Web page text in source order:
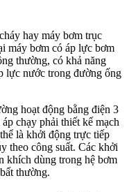
hay máy bơm trục
máy bơm có áp lực bơm
thường, có khả năng
lực nước trong đường ống
hoạt động bằng điện 3
chạy phải thiết kế mạch
là khởi động trực tiếp
theo công suất. Các khởi
khích dùng trong hệ bơm
thường.